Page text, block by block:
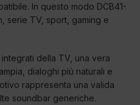
In questo modo DCB41-
serie TV, sport, gaming e
della TV, una vera
dialoghi più naturali e
rappresenta una valida
soundbar generiche.